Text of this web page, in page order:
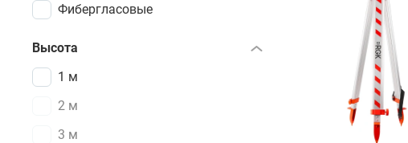
Фибергласовые
Высота
1 м
2 м
3 м